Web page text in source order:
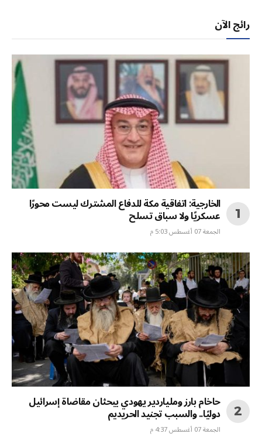
رائج الآن
الخارجية: اتفاقية مكة للدفاع المشترك ليست محورًا
عسكريًا ولا سباق تسلح
الجمعة 07 أغسطس 5:03 م
حاخام بارز وملياردير يهودي يبحثان مقاضاة إسرائيل
دوليًا.. والسبب تجنيد الحريديم
الجمعة 07 أغسطس 4:37 م